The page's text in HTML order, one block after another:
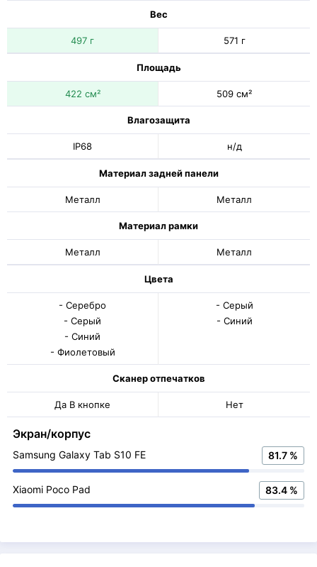
Вес
497 г 571 г
Площадь
422 см² 509 см²
Влагозащита
IP68 н/д
Материал задней панели
Металл Металл
Материал рамки
Металл Металл
Цвета
- Серебро
- Серый
- Синий
- Фиолетовый
- Серый
- Синий
Сканер отпечатков
Да В кнопке Нет
Экран/корпус
Samsung Galaxy Tab S10 FE 81.7 %
Xiaomi Poco Pad 83.4 %